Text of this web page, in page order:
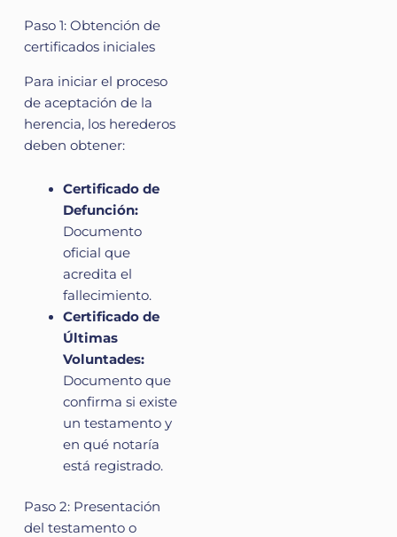
Paso 1: Obtención de
certificados iniciales
Para iniciar el proceso
de aceptación de la
herencia, los herederos
deben obtener:
Certificado de
Defunción:
Documento
oficial que
acredita el
fallecimiento.
Certificado de
Últimas
Voluntades:
Documento que
confirma si existe
un testamento y
en qué notaría
está registrado.
Paso 2: Presentación
del testamento o